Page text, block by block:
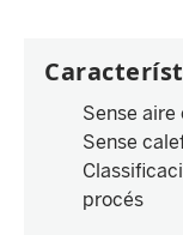
Sense
Sense
procés